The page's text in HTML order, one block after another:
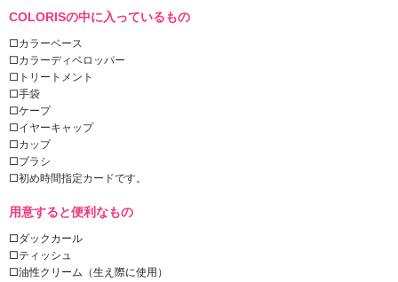
COLORISの中に入っているもの
□カラーベース
□カラーディベロッパー
□トリートメント
□手袋
□ケープ
□イヤーキャップ
□カップ
□ブラシ
□初め時間指定カードです。
用意すると便利なもの
□ダックカール
□ティッシュ
□油性クリーム（生え際に使用）